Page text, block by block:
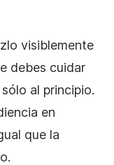
visiblemente
debes cuidar
al principio.
en
que la